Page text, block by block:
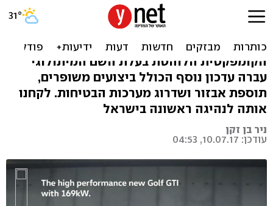
פולקסווגן גולף GTI במבחן
בזק - קרובה לשלמות
הקומפקטית הלוהטת בעלת השם המיתולוגי
עברה עדכון נוסף הכולל ביצועים משופרים,
תוספת אבזור ושדרוג מערכות הבטיחות. לקחנו
אותה לנהיגה ראשונה בישראל
ניר בן זקן
עודכן: 10.07.17, 04:53